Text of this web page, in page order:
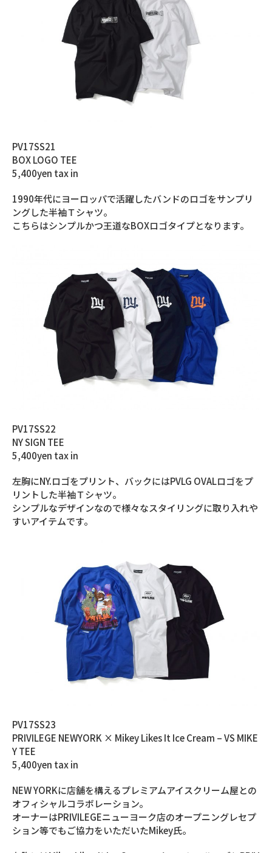
PV17SS21
BOX LOGO TEE
5,400yen tax in
1990年代にヨーロッパで活躍したバンドのロゴをサンプリ
ングした半袖Ｔシャツ。
こちらはシンプルかつ王道なBOXロゴタイプとなります。
PV17SS22
NY SIGN TEE
5,400yen tax in
左胸にNY.ロゴをプリント、バックにはPVLG OVALロゴをプ
リントした半袖Ｔシャツ。
シンプルなデザインなので様々なスタイリングに取り入れや
すいアイテムです。
PV17SS23
PRIVILEGE NEWYORK × Mikey Likes It Ice Cream – VS MIKE
Y TEE
5,400yen tax in
NEW YORKに店舗を構えるプレミアムアイスクリーム屋との
オフィシャルコラボレーション。
オーナーはPRIVILEGEニューヨーク店のオープニングレセプ
ション等でもご協力をいただいたMikey氏。